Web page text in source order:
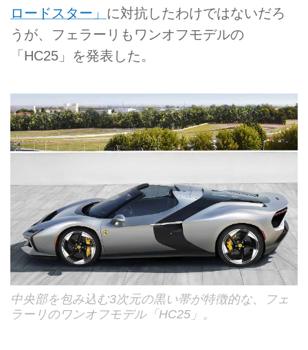
ロードスター」 に対抗したわけではないだろ
うが、フェラーリもワンオフモデルの
「HC25」を発表した。
中央部を包み込む3次元の黒い帯が特徴的な、フェ
ラーリのワンオフモデル「HC25」。